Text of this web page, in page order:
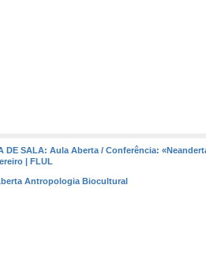
DE SALA: Aula Aberta / Conferência:
| FLUL
Antropologia Biocultural